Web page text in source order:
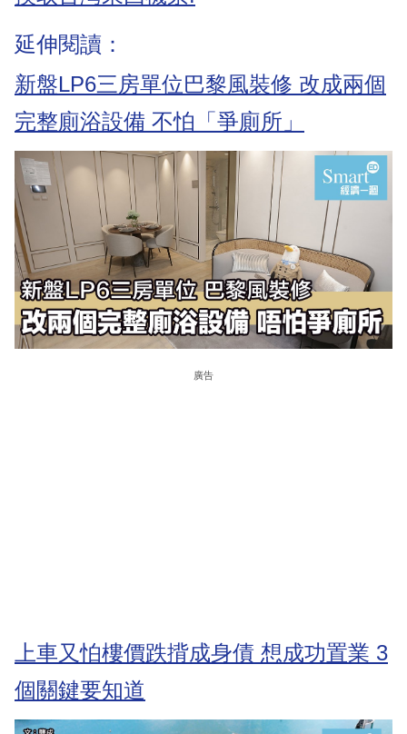
延伸閱讀：
新盤LP6三房單位巴黎風裝修 改成兩個
完整廁浴設備 不怕「爭廁所」
廣告
上車又怕樓價跌揹成身債 想成功置業 3
個關鍵要知道